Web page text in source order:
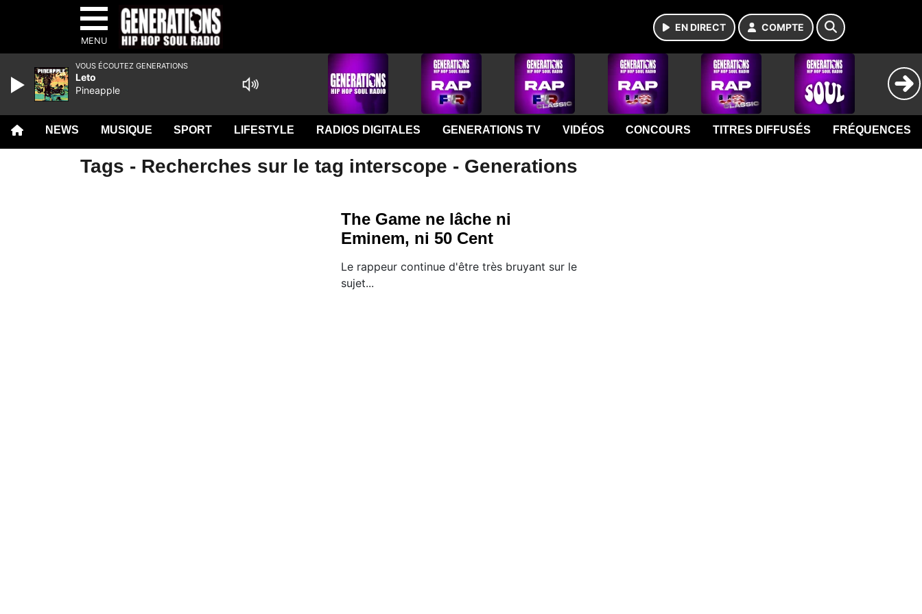
MENU
EN DIRECT COMPTE
NEWS MUSIQUE SPORT LIFESTYLE RADIOS DIGITALES GENERATIONS TV VIDÉOS CONCOURS TITRES DIFFUSÉS FRÉQUENCES
Tags - Recherches sur le tag interscope - Generations
The Game ne lâche ni
Eminem, ni 50 Cent
Le rappeur continue d'être très bruyant sur le
sujet...
VOUS ÉCOUTEZ GENERATIONS
Leto
Pineapple